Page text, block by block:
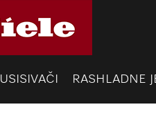
USISIVAČI RASHLADNE